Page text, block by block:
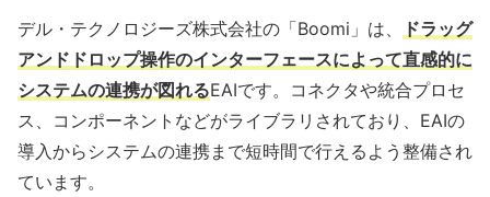
デル・テクノロジーズ株式会社の「Boomi」は、
ドラッグ
アンドドロップ操作のインターフェースによって直感的に
システムの連携が図れるEAIです。コネクタや統合プロセ
ス、コンポーネントなどがライブラリされており、EAIの
導入からシステムの連携まで短時間で行えるよう整備され
ています。